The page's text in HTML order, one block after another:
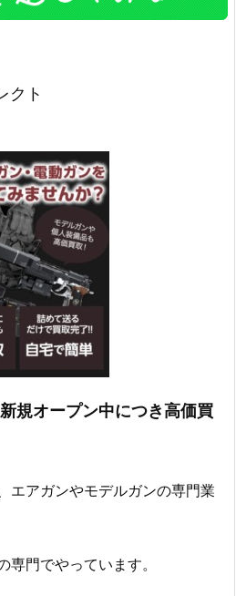
クト
規オープン中につき高価買
エアガンやモデルガンの専門業
門でやっています。